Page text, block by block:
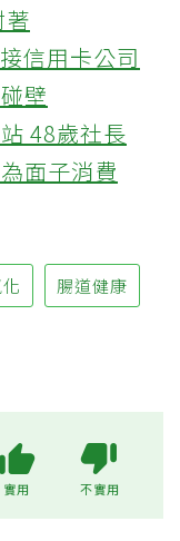
信用卡公司
壁
48歲社長
面子消費
腸道健康
實用 不實用